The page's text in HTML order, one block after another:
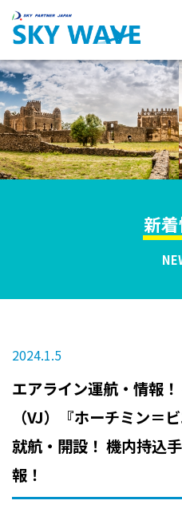
新
2024.1.5
エアライン運航・情報
（VJ）『ホーチミン＝
就航・開設！ 機内持込
報！